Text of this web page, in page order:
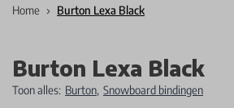
Home Burton Lexa Black
Burton Lexa Black
Toon alles: Burton, Snowboard bindingen